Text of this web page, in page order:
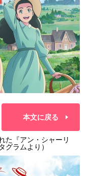
本文に戻る
た『アン・シャーリ
グラムより）